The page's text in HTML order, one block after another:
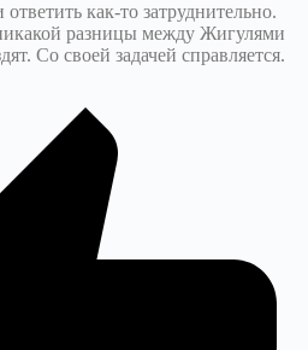
как-то затруднительно.
разницы между Жигулями
Со своей задачей справляется.